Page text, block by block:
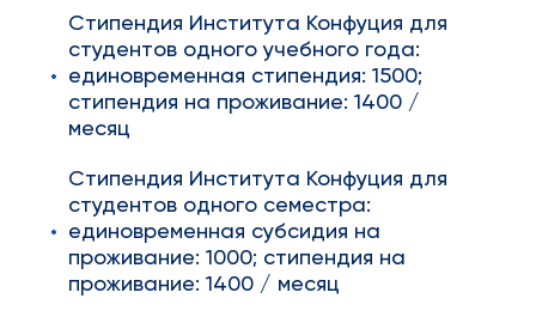
Стипендия Института Конфуция для
студентов одного учебного года:
единовременная стипендия: 1500;
стипендия на проживание: 1400 /
месяц
Стипендия Института Конфуция для
студентов одного семестра:
единовременная субсидия на
проживание: 1000; стипендия на
проживание: 1400 / месяц